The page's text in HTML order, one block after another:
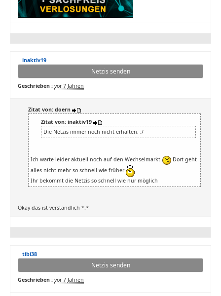
inaktiv19
Netzis senden
Geschrieben : vor 7 Jahren
Zitat von: doern
Zitat von: inaktiv19
Die Netzis immer noch nicht erhalten. :/
Ich warte leider aktuell noch auf den Wechselmarkt
Dort geht
alles nicht mehr so schnell wie früher
Ihr bekommt die Netzis so schnell wie nur möglich
Okay das ist verständlich *.*
tibi38
Netzis senden
Geschrieben : vor 7 Jahren